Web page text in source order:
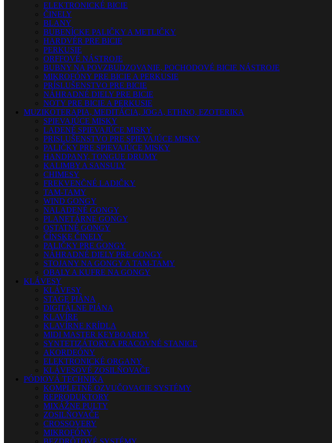
ELEKTRONICKÉ BICIE
ČINELY
BLANY
BUBENÍCKE PALIČKY A METLIČKY
HARDVÉR PRE BICIE
PERKUSIE
ORFFOVÉ NÁSTROJE
BUBNY NA POVZBUDZOVANIE, POCHODOVÉ BICIE NÁSTROJE
MIKROFÓNY PRE BICIE A PERKUSIE
PRÍSLUŠENSTVO PRE BICIE
NÁHRADNÉ DIELY PRE BICIE
NOTY PRE BICIE A PERKUSIE
MUZIKOTERAPIA, MEDITÁCIA, JOGA, ETHNO, EZOTERIKA
SPIEVAJÚCE MISKY
LADENÉ SPIEVAJÚCE MISKY
PRISLUŠENSTVO PRE SPIEVAJÚCE MISKY
PALIČKY PRE SPIEVAJÚCE MISKY
HANDPANY, TONGUE DRUMY
KALIMBY A SANSULY
CHIMESY
FREKVENČNÉ LADIČKY
TAM-TAMY
WIND GONGY
NALADENÉ GONGY
PLANETÁRNE GONGY
OSTATNÉ GONGY
ČÍNSKE ČINELY
PALIČKY PRE GONGY
NÁHRADNÉ DIELY PRE GONGY
STOJANY NA GONGY A TAM-TAMY
OBALY A KUFRE NA GONGY
KLÁVESY
KLÁVESY
STAGE PIÁNA
DIGITÁLNE PIÁNA
KLAVÍRE
KLAVÍRNE KRÍDLA
MIDI MASTER KEYBOARDY
SYNTETIZÁTORY A PRACOVNÉ STANICE
AKORDEÓNY
ELEKTRONICKÉ ORGANY
KLÁVESOVÉ ZOSILŇOVAČE
PÓDIOVÁ TECHNIKA
KOMPLETNÉ OZVUČOVACIE SYSTÉMY
REPRODUKTORY
MIXÁŽNE PULTY
ZOSILŇOVAČE
CROSSOVERY
MIKROFÓNY
BEZDRÔTOVÉ SYSTÉMY